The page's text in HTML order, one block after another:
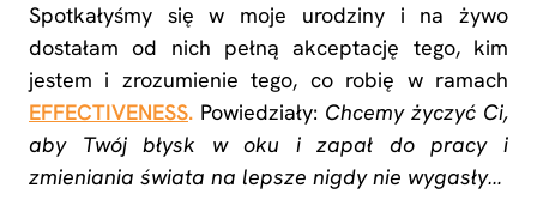
Spotkałyśmy się w moje urodziny i na żywo
dostałam od nich pełną akceptację tego, kim
jestem i zrozumienie tego, co robię w ramach
EFFECTIVENESS. Powiedziały: Chcemy życzyć Ci,
aby Twój błysk w oku i zapał do pracy i
zmieniania świata na lepsze nigdy nie wygasły…